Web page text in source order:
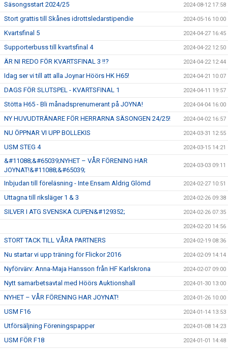
Säsongsstart 2024/25 2024-08-12 17:58
Stort grattis till Skånes idrottsledarstipendie 2024-05-16 10:00
Kvartsfinal 5 2024-04-27 16:45
Supporterbuss till kvartsfinal 4 2024-04-22 12:50
ÄR NI REDO FÖR KVARTSFINAL 3 !!? 2024-04-22 12:44
Idag ser vi till att alla Joynar Höörs HK H65! 2024-04-21 10:07
DAGS FÖR SLUTSPEL - KVARTSFINAL 1 2024-04-11 19:57
Stötta H65 - Bli månadsprenumerant på JOYNA! 2024-04-04 16:00
NY HUVUDTRÄNARE FÖR HERRARNA SÄSONGEN 24/25! 2024-04-02 16:57
NU ÖPPNAR VI UPP BOLLEKIS 2024-03-31 12:55
USM STEG 4 2024-03-15 14:21
&#11088;&#65039;NYHET – VÅR FÖRENING HAR
JOYNAT!&#11088;&#65039;
2024-03-03 09:11
Inbjudan till föreläsning - Inte Ensam Aldrig Glömd 2024-02-27 10:51
Uttagna till riksläger 1 & 3 2024-02-26 09:38
SILVER I ATG SVENSKA CUPEN&#129352; 2024-02-26 07:35
2024-02-20 14:56
STORT TACK TILL VÅRA PARTNERS 2024-02-19 08:36
Nu startar vi upp träning för Flickor 2016 2024-02-09 14:14
Nyförvärv: Anna-Maja Hansson från HF Karlskrona 2024-02-07 09:00
Nytt samarbetsavtal med Höörs Auktionshall 2024-01-30 13:00
NYHET – VÅR FÖRENING HAR JOYNAT! 2024-01-26 10:00
USM F16 2024-01-14 13:53
Utförsäljning Föreningspapper 2024-01-08 14:23
USM FÖR F18 2024-01-01 14:48